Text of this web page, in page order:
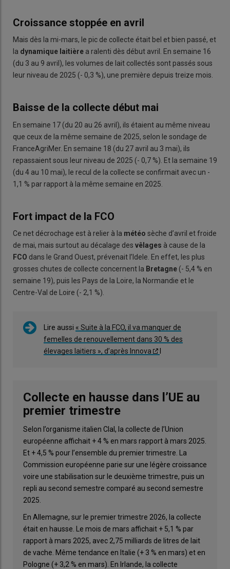
Croissance stoppée en avril
Mais dès la mi-mars, le pic de collecte était bel et bien passé, et
la dynamique laitière a ralenti dès début avril. En semaine 16
(du 3 au 9 avril), les volumes de lait collectés sont passés sous
leur niveau de 2025 (- 0,3 %), une première depuis treize mois.
Baisse de la collecte début mai
En semaine 17 (du 20 au 26 avril), ils étaient au même niveau
que ceux de la même semaine de 2025, selon le sondage de
FranceAgriMer. En semaine 18 (du 27 avril au 3 mai), ils
repassaient sous leur niveau de 2025 (- 0,7 %). Et la semaine 19
(du 4 au 10 mai), le recul de la collecte se confirmait avec un -
1,1 % par rapport à la même semaine en 2025.
Fort impact de la FCO
Ce net décrochage est à relier à la météo sèche d’avril et froide
de mai, mais surtout au décalage des vêlages à cause de la
FCO dans le Grand Ouest, prévenait l’Idele. En effet, les plus
grosses chutes de collecte concernent la Bretagne (- 5,4 % en
semaine 19), puis les Pays de la Loire, la Normandie et le
Centre-Val de Loire (- 2,1 %).
Lire aussi « Suite à la FCO, il va manquer de
femelles de renouvellement dans 30 % des
élevages laitiers », d’après Innova
Collecte en hausse dans l’UE au
premier trimestre
Selon l’organisme italien Clal, la collecte de l’Union
européenne affichait + 4 % en mars rapport à mars 2025.
Et + 4,5 % pour l’ensemble du premier trimestre. La
Commission européenne parie sur une légère croissance
voire une stabilisation sur le deuxième trimestre, puis un
repli au second semestre comparé au second semestre
2025.
En Allemagne, sur le premier trimestre 2026, la collecte
était en hausse. Le mois de mars affichait + 5,1 % par
rapport à mars 2025, avec 2,75 milliards de litres de lait
de vache. Même tendance en Italie (+ 3 % en mars) et en
Pologne (+ 3,2 % en mars). En Irlande, la collecte